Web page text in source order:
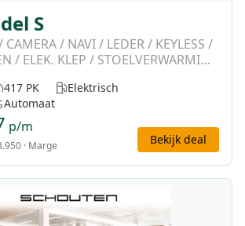
S
/ NAVI / LEDER / KEYLESS /
/ ELEK. KLEP / STOELVERWARMING
417 PK
Automaat
Elektrisch
p/m
· Marge Bekijk deal